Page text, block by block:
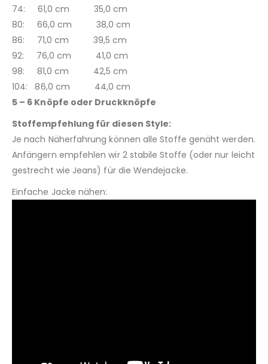
74: 61,0 cm 35,0 cm
80: 66,0 cm 38,0 cm
86: 71,0 cm 39,5 cm
92: 76,0 cm 41,0 cm
98: 81,0 cm 42,5 cm
104: 86,0 cm 44,0 cm
5 – 6 Knöpfe oder Druckknöpfe
Stoffempfehlung für diesen Style:
Je nach Näherfahrung können alle Stoffe genäht werden.
Anfängern empfehlen wir 2 stabile Stoffe (oder nur leicht
gestrecht wie Jeans) für die Wendejacke.
Einfache Jacke nähen: